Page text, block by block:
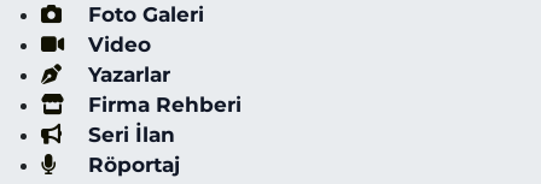
Foto Galeri
Video
Yazarlar
Firma Rehberi
Seri İlan
Röportaj